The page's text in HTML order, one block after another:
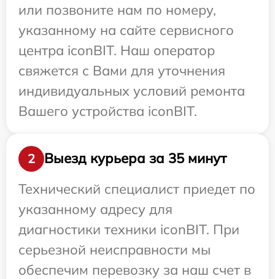
или позвоните нам по номеру,
указанному на сайте сервисного
центра iconBIT. Наш оператор
свяжется с Вами для уточнения
индивидуальных условий ремонта
Вашего устройства iconBIT.
2
Выезд курьера за 35 минут
Технический специалист приедет по
указанному адресу для
диагностики техники iconBIT. При
серьезной неисправности мы
обеспечим перевозку за наш счет в